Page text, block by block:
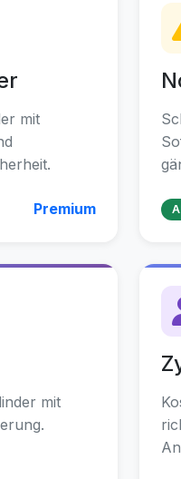
mit
Premium
mit